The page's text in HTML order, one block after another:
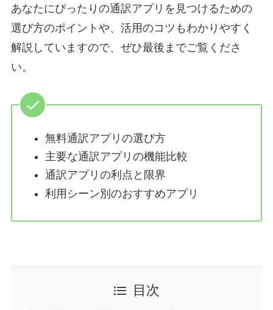
あなたにぴったりの通訳アプリを見つけるための
選び方のポイントや、活用のコツもわかりやすく
解説していますので、ぜひ最後までご覧くださ
い。
無料通訳アプリの選び方
主要な通訳アプリの機能比較
通訳アプリの利点と限界
利用シーン別のおすすめアプリ
目次